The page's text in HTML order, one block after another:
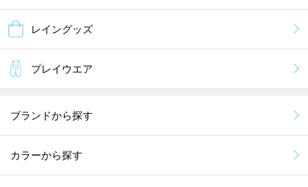
レイングッズ
プレイウエア
ブランドから探す
カラーから探す